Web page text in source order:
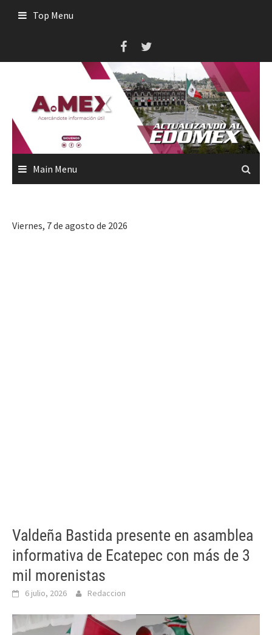
Top Menu
Main Menu
Viernes, 7 de agosto de 2026
Valdeña Bastida presente en asamblea
informativa de Ecatepec con más de 3
mil morenistas
6 julio, 2026 Redaccion